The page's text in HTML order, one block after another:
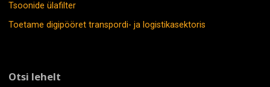
Tsoonide ülafilter
Toetame digipööret transpordi- ja logistikasektoris
Otsi lehelt